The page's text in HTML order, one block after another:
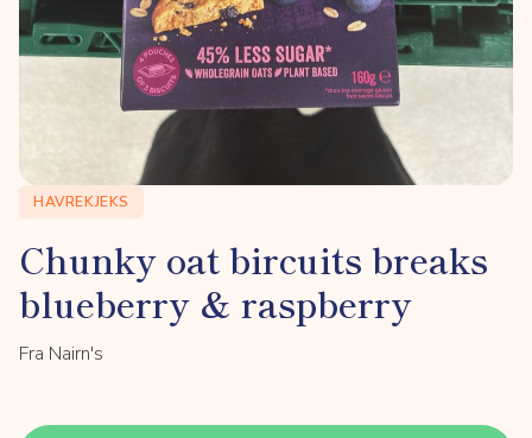
HAVREKJEKS
Chunky oat bircuits breaks
blueberry & raspberry
Fra Nairn's